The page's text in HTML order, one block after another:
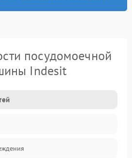
посудомоечной
Indesit